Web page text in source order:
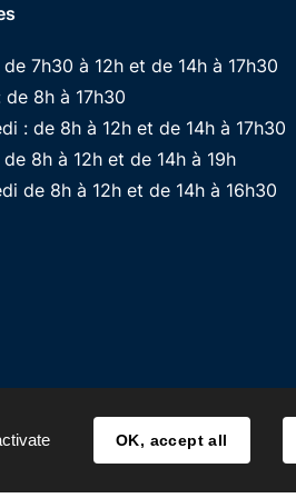
de 7h30 à 12h et de 14h à 17h30
de 8h à 17h30
: de 8h à 12h et de 14h à 17h30
8h à 12h et de 14h à 19h
de 8h à 12h et de 14h à 16h30
OK, accept all